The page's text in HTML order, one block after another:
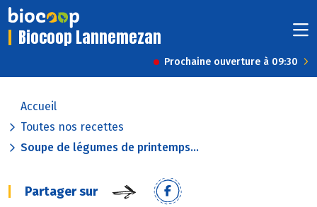
Biocoop Lannemezan
Prochaine ouverture à 09:30
Accueil
Toutes nos recettes
Soupe de légumes de printemps...
Partager sur